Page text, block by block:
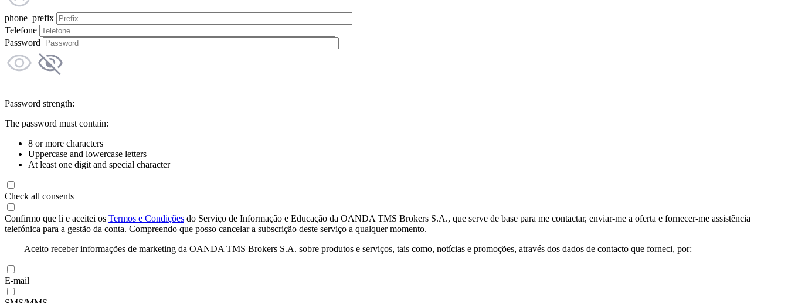
phone_prefix
Telefone
Password
Password strength:
The password must contain:
8 or more characters
Uppercase and lowercase letters
At least one digit and special character
Check all consents
Confirmo que li e aceitei os Termos e Condições do Serviço de Informação e Educação da OANDA TMS Brokers S.A., que serve de base para me contactar, enviar-me a oferta e fornecer-me assistência
telefónica para a gestão da conta. Compreendo que posso cancelar a subscrição deste serviço a qualquer momento.
Aceito receber informações de marketing da OANDA TMS Brokers S.A. sobre produtos e serviços, tais como, notícias e promoções, através dos dados de contacto que forneci, por:
E-mail